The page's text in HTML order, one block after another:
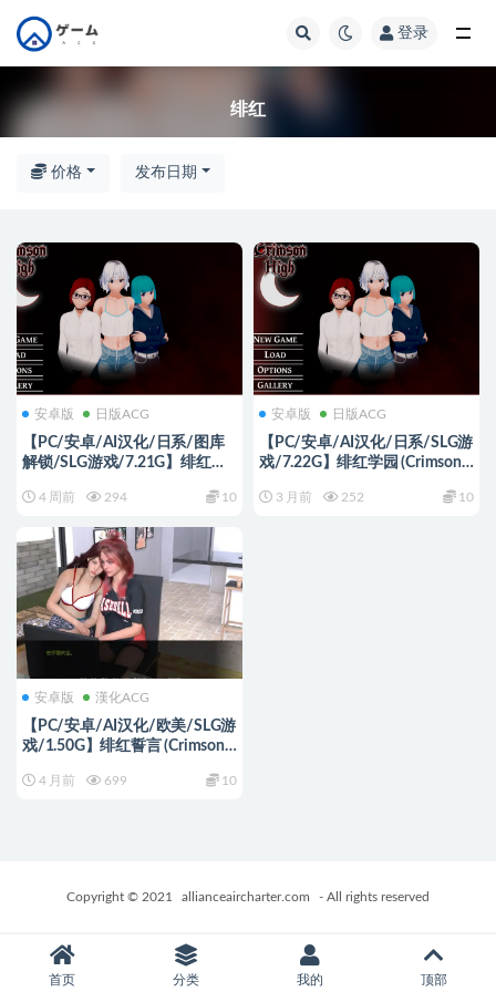
登录
绯红
价格 发布日期
安卓版 日版ACG
【PC/安卓/AI汉化/日系/图库
解锁/SLG游戏/7.21G】绯红学
汉化版 PC+安卓+日系
4 周前 294 10
安卓版 日版ACG
【PC/安卓/AI汉化/日系/SLG游
戏/7.22G】绯红学园 (Crimson
+PC+安卓+日系SLG游戏+7.22G
3 月前 252 10
安卓版 漢化ACG
【PC/安卓/AI汉化/欧美/SLG游
戏/1.50G】绯红誓言 (Crimson
+欧美SLG游戏+1.50G
4 月前 699 10
Copyright © 2021 allianceaircharter.com - All rights reserved
首页 分类 我的 顶部